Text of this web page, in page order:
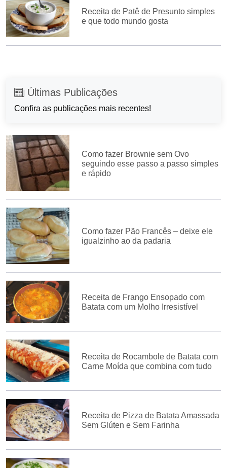
Receita de Patê de Presunto simples
e que todo mundo gosta
Últimas Publicações
Confira as publicações mais recentes!
Como fazer Brownie sem Ovo
seguindo esse passo a passo simples
e rápido
Como fazer Pão Francês – deixe ele
igualzinho ao da padaria
Receita de Frango Ensopado com
Batata com um Molho Irresistível
Receita de Rocambole de Batata com
Carne Moída que combina com tudo
Receita de Pizza de Batata Amassada
Sem Glúten e Sem Farinha